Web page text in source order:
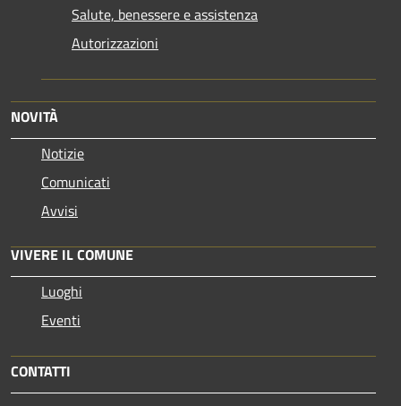
Salute, benessere e assistenza
Autorizzazioni
NOVITÀ
Notizie
Comunicati
Avvisi
VIVERE IL COMUNE
Luoghi
Eventi
CONTATTI